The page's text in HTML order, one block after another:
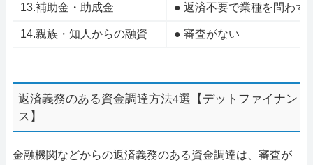
13.補助金・助成金 ● 返済不要で業種を問わず
14.親族・知人からの融資 ● 審査がない
返済義務のある資金調達方法4選【デットファイナン
ス】
金融機関などからの返済義務のある資金調達は、審査が